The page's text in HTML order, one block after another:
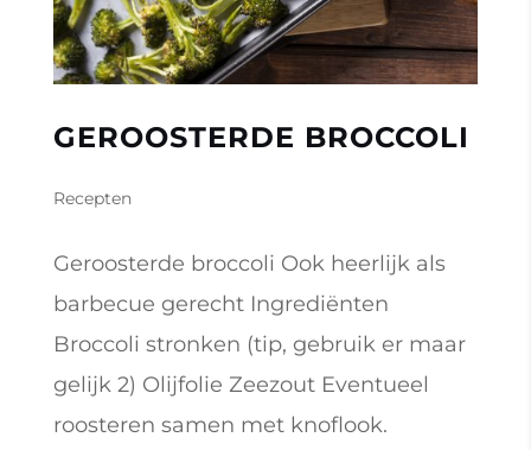
GEROOSTERDE BROCCOLI
Recepten
Geroosterde broccoli Ook heerlijk als
barbecue gerecht Ingrediënten
Broccoli stronken (tip, gebruik er maar
gelijk 2) Olijfolie Zeezout Eventueel
roosteren samen met knoflook.